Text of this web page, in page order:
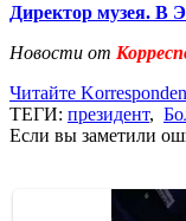
Директор музея. В
Новости от
Читайте
ТЕГИ: президент,
Если вы заметили